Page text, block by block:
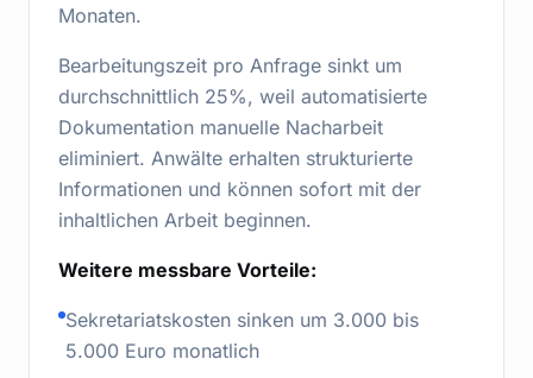
Monaten.
Bearbeitungszeit pro Anfrage sinkt um
durchschnittlich 25%, weil automatisierte
Dokumentation manuelle Nacharbeit
eliminiert. Anwälte erhalten strukturierte
Informationen und können sofort mit der
inhaltlichen Arbeit beginnen.
Weitere messbare Vorteile:
Sekretariatskosten sinken um 3.000 bis
5.000 Euro monatlich